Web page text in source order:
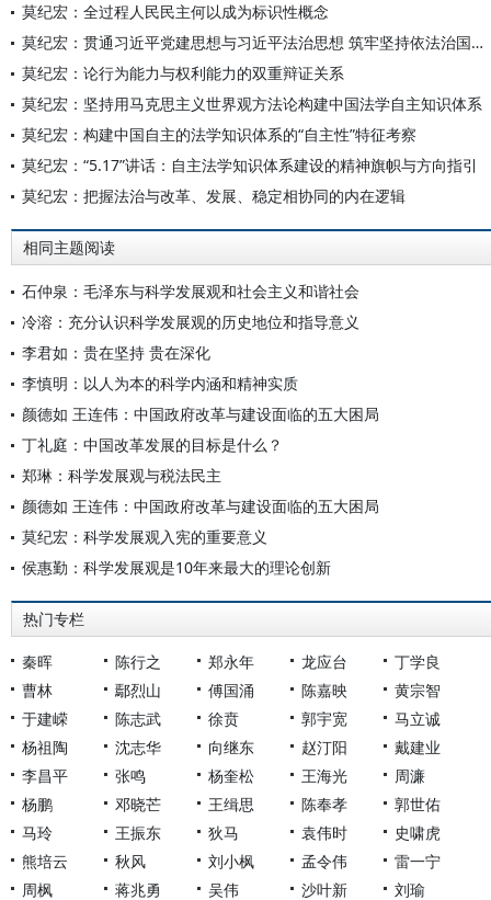
莫纪宏：全过程人民民主何以成为标识性概念
莫纪宏：贯通习近平党建思想与习近平法治思想 筑牢坚持依法治国和依规治党有机统一的理论根基
莫纪宏：论行为能力与权利能力的双重辩证关系
莫纪宏：坚持用马克思主义世界观方法论构建中国法学自主知识体系
莫纪宏：构建中国自主的法学知识体系的“自主性”特征考察
莫纪宏：“5.17”讲话：自主法学知识体系建设的精神旗帜与方向指引
莫纪宏：把握法治与改革、发展、稳定相协同的内在逻辑
相同主题阅读
石仲泉：毛泽东与科学发展观和社会主义和谐社会
冷溶：充分认识科学发展观的历史地位和指导意义
李君如：贵在坚持 贵在深化
李慎明：以人为本的科学内涵和精神实质
颜德如 王连伟：中国政府改革与建设面临的五大困局
丁礼庭：中国改革发展的目标是什么？
郑琳：科学发展观与税法民主
颜德如 王连伟：中国政府改革与建设面临的五大困局
莫纪宏：科学发展观入宪的重要意义
侯惠勤：科学发展观是10年来最大的理论创新
热门专栏
秦晖 陈行之 郑永年 龙应台
丁学良
曹林
鄢烈山 傅国涌 陈嘉映
黄宗智
于建嵘
陈志武 徐贲 郭宇宽
马立诚
杨祖陶
沈志华 向继东 赵汀阳
戴建业
李昌平
张鸣 杨奎松 王海光
周濂
杨鹏
邓晓芒 王缉思 陈奉孝
郭世佑
马玲
王振东 狄马 袁伟时
史啸虎
熊培云
秋风 刘小枫 孟令伟
雷一宁
周枫
蒋兆勇 吴伟 沙叶新 刘瑜